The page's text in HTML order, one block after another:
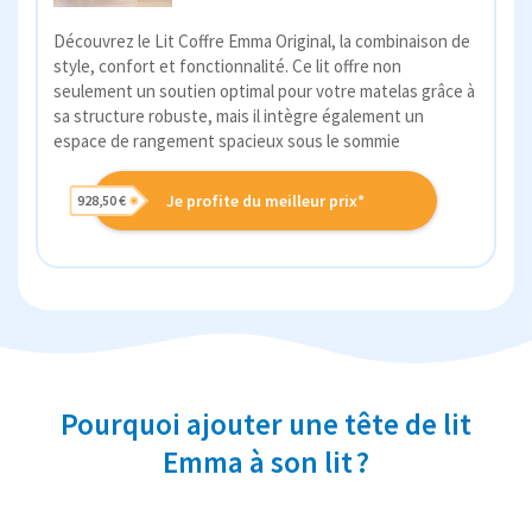
Découvrez le Lit Coffre Emma Original, la combinaison de
style, confort et fonctionnalité. Ce lit offre non
seulement un soutien optimal pour votre matelas grâce à
sa structure robuste, mais il intègre également un
espace de rangement spacieux sous le sommie
Je profite du meilleur prix*
928,50 €
Pourquoi ajouter une tête de lit
Emma à son lit ?